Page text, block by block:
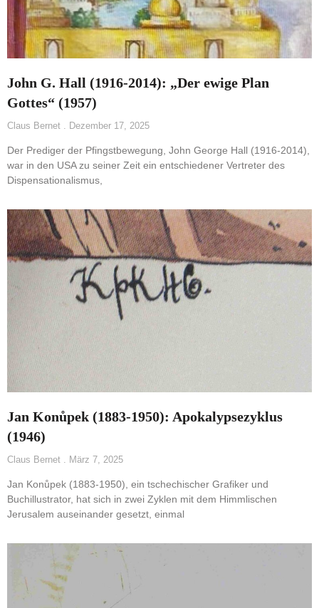
John G. Hall (1916-2014): „Der ewige Plan
Gottes“ (1957)
Claus Bernet Dezember 17, 2025
Der Prediger der Pfingstbewegung, John George Hall (1916-2014),
war in den USA zu seiner Zeit ein entschiedener Vertreter des
Dispensationalismus,
Jan Konůpek (1883-1950): Apokalypsezyklus
(1946)
Claus Bernet März 7, 2025
Jan Konůpek (1883-1950), ein tschechischer Grafiker und
Buchillustrator, hat sich in zwei Zyklen mit dem Himmlischen
Jerusalem auseinander gesetzt, einmal